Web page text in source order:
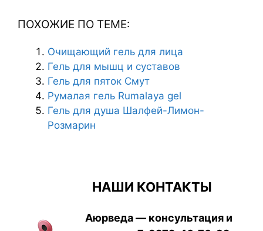
ПОХОЖИЕ ПО ТЕМЕ:
Очищающий гель для лица
Гель для мышц и суставов
Гель для пяток Смут
Румалая гель Rumalaya gel
Гель для душа Шалфей-Лимон-
Розмарин
НАШИ КОНТАКТЫ
Аюрведа — консультация и